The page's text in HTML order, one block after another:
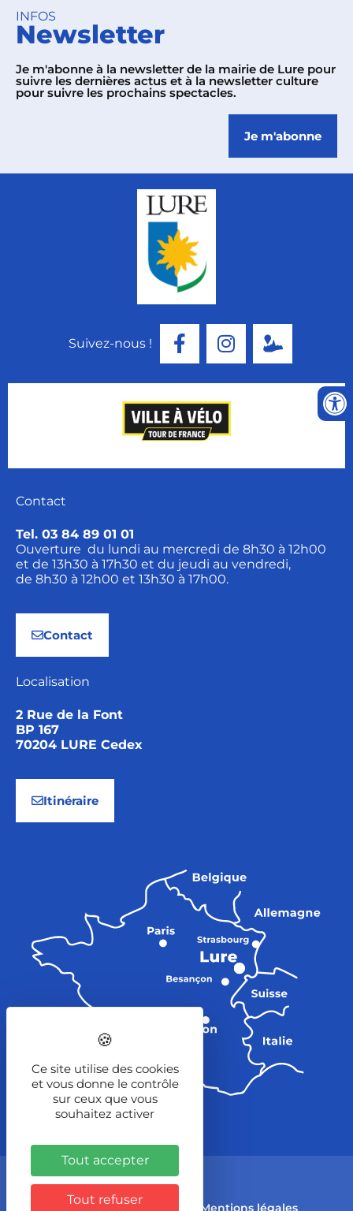
INFOS
Newsletter
Je m'abonne à la newsletter de la mairie de Lure pour
suivre les dernières actus et à la newsletter culture
pour suivre les prochains spectacles.
Je m'abonne
Suivez-nous !
Contact
Tel. 03 84 89 01 01
Ouverture du lundi au mercredi de 8h30 à 12h00
et de 13h30 à 17h30 et du jeudi au vendredi,
de 8h30 à 12h00 et 13h30 à 17h00.
Contact
Localisation
2 Rue de la Font
BP 167
70204 LURE Cedex
Itinéraire
© 2023 Ville de Lure
Partenaires Contact Mentions légales
Ce site utilise des cookies
et vous donne le contrôle
sur ceux que vous
souhaitez activer
Tout accepter
Tout refuser